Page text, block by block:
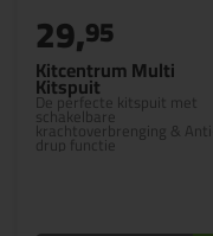
Kitcentrum Multi
Kitspuit
De perfecte kitspuit met
schakelbare
krachtoverbrenging &
drup functie
29,95